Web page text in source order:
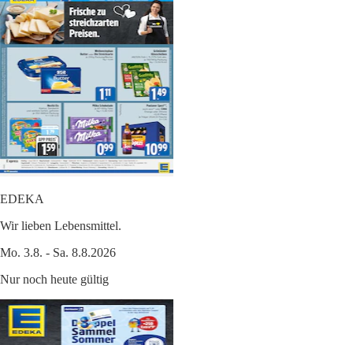
EDEKA
Wir lieben Lebensmittel.
Mo. 3.8. - Sa. 8.8.2026
Nur noch heute gültig